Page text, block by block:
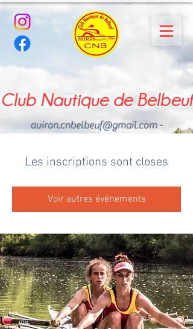
Club Nautique de Belbeuf
aviron.cnbelbeuf@gmail.com-
Les inscriptions sont closes
Voir autres événements